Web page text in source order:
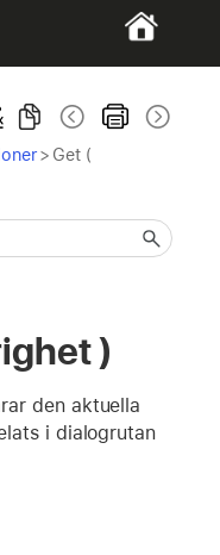
> Get (
)
den aktuella
i dialogrutan